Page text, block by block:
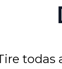
todas